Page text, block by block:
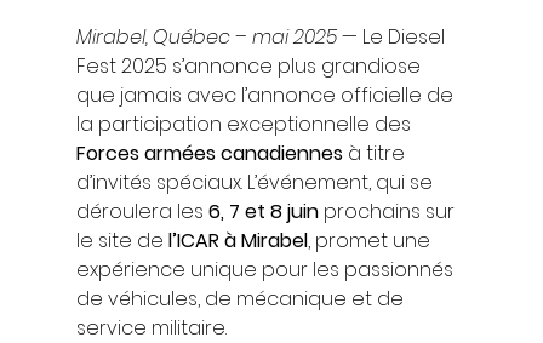
Mirabel, Québec – mai 2025 — Le Diesel
Fest 2025 s’annonce plus grandiose
que jamais avec l’annonce officielle de
la participation exceptionnelle des
Forces armées canadiennes à titre
d’invités spéciaux. L’événement, qui se
déroulera les 6, 7 et 8 juin prochains sur
le site de l’ICAR à Mirabel, promet une
expérience unique pour les passionnés
de véhicules, de mécanique et de
service militaire.